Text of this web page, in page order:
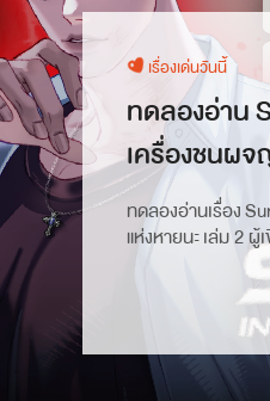
เรื่องเด่นวันนี้
ทดลองอ่าน
เครื่องชนผ
ทดลองอ่านเรื่อง
แห่งหายนะ เล่ม 2